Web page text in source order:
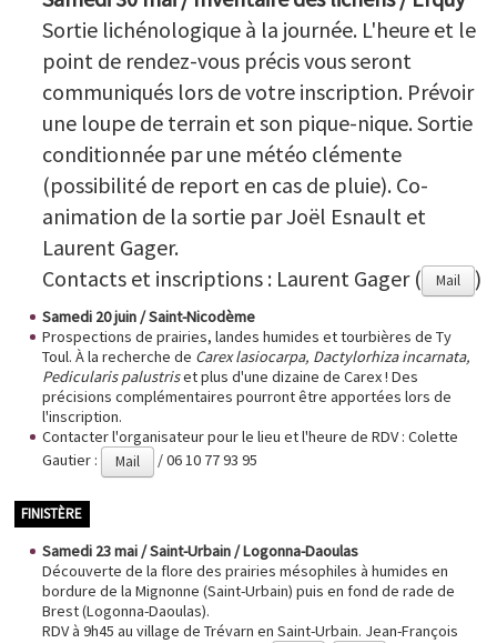
Sortie lichénologique à la journée. L'heure et le
point de rendez-vous précis vous seront
communiqués lors de votre inscription. Prévoir
une loupe de terrain et son pique-nique. Sortie
conditionnée par une météo clémente
(possibilité de report en cas de pluie). Co-
animation de la sortie par Joël Esnault et
Laurent Gager.
Contacts et inscriptions : Laurent Gager (
Mail )
Samedi 20 juin / Saint-Nicodème
Prospections de prairies, landes humides et tourbières de Ty
Toul. À la recherche de Carex lasiocarpa, Dactylorhiza incarnata,
Pedicularis palustriset plus d'une dizaine de Carex ! Des
précisions complémentaires pourront être apportées lors de
l'inscription.
Contacter l'organisateur pour le lieu et l'heure de RDV : Colette
Gautier :
Mail / 06 10 77 93 95
FINISTÈRE
Samedi 23 mai / Saint-Urbain / Logonna-Daoulas
Découverte de la flore des prairies mésophiles à humides en
bordure de la Mignonne (Saint-Urbain) puis en fond de rade de
Brest (Logonna-Daoulas).
RDV à 9h45 au village de Trévarn en Saint-Urbain. Jean-François